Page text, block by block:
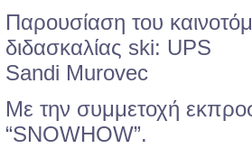
Παρουσίαση του
διδασκαλίας ski: UPS
Sandi Murovec
Με την συμμετοχή
“SNOWHOW”.